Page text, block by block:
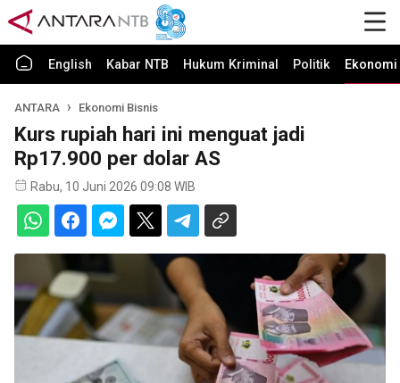
English Kabar NTB Hukum Kriminal Politik
ANTARA Ekonomi Bisnis
Kurs rupiah hari ini menguat jadi
Rp17.900 per dolar AS
Rabu, 10 Juni 2026 09:08 WIB